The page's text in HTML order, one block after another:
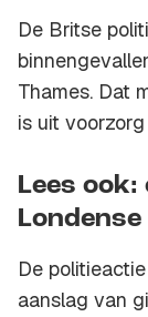
De Britse
Thames. Dat
is uit
Lees
De
aanslag van